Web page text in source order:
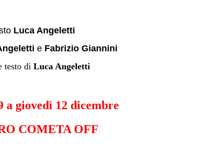
Luca Angeletti
e Fabrizio Giannini
testo di Luca Angeletti
a giovedì 12 dicembre
COMETA OFF